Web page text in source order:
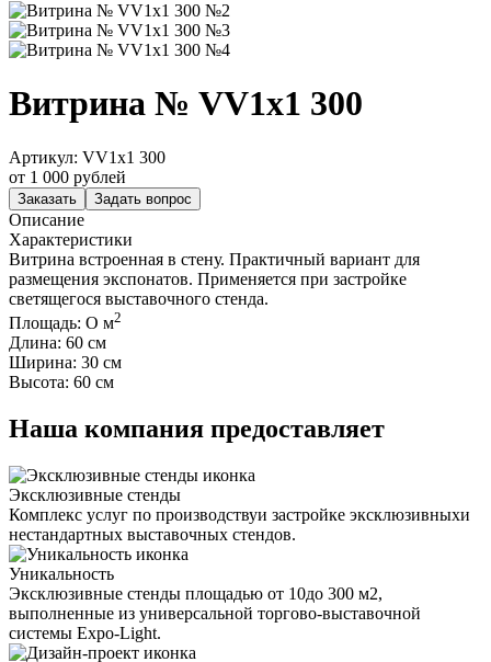
Витрина № VV1х1 300
Артикул: VV1х1 300
от 1 000 рублей
Заказать Задать вопрос
Описание
Характеристики
Витрина встроенная в стену. Практичный вариант для
размещения экспонатов. Применяется при застройке
светящегося выставочного стенда.
Площадь: О м2
Длина: 60 см
Ширина: 30 см
Высота: 60 см
Наша компания предоставляет
Эксклюзивные стенды
Комплекс услуг по производствуи застройке эксклюзивныхи
нестандартных выставочных стендов.
Уникальность
Эксклюзивные стенды площадью от 10до 300 м2,
выполненные из универсальной торгово-выставочной
системы Expo-Light.